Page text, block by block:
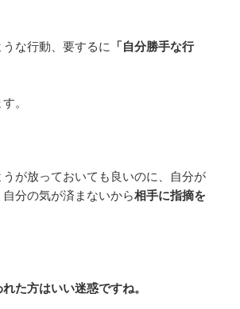
な行動、要するに
「自分勝手な行
。
うが放っておいても良いのに、自分が
分の気が済まないから相手に指摘を
た方はいい迷惑ですね。